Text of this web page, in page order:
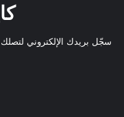
سجّل بريدك الإلكتروني لتصلك